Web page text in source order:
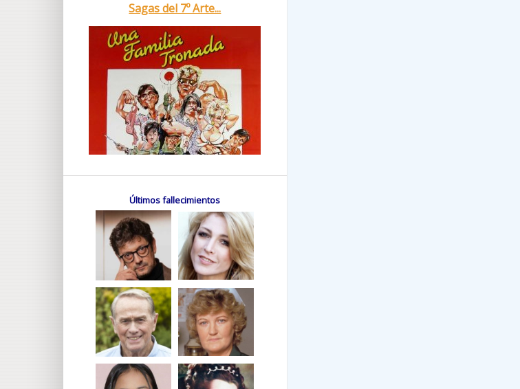
Sagas del 7º Arte...
Últimos fallecimientos